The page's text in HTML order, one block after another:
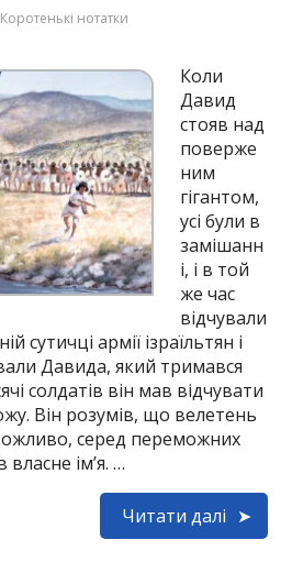
Коротенькі нотатки
Коли
Давид
стояв над
поверже
ним
гігантом,
усі були в
замішанн
і, і в той
же час
відчували
сутичці армії ізраїльтян і
Давида, який тримався
солдатів він мав відчувати
Він розумів, що велетень
серед переможних
власне ім’я. …
Читати далі